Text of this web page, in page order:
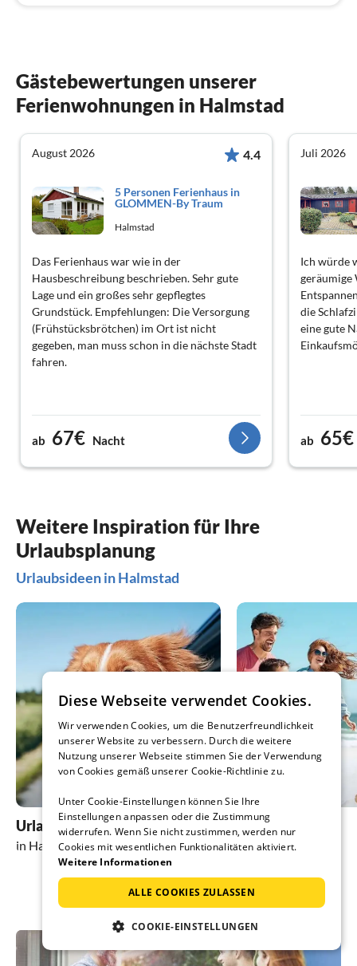
Gästebewertungen unserer
Ferienwohnungen in Halmstad
August 2026 4.4
5 Personen Ferienhaus in
GLOMMEN-By Traum
Halmstad
Das Ferienhaus war wie in der
Hausbeschreibung beschrieben. Sehr gute
Lage und ein großes sehr gepflegtes
Grundstück. Empfehlungen: Die Versorgung
(Frühstücksbrötchen) im Ort ist nicht
gegeben, man muss schon in die nächste Stadt
fahren.
ab 67€ Nacht
Juli 2026
Ich würde
geräumige
die
eine gute
ab 65€
Weitere Inspiration für Ihre
Urlaubsplanung
Urlaubsideen in Halmstad
Urlaub mit Hund
in Halmstad
Strandurlaub
in Halmstad
Diese Webseite verwendet Cookies.
Wir verwenden Cookies, um die Benutzerfreundlichkeit
unserer Website zu verbessern. Durch die weitere
Nutzung unserer Webseite stimmen Sie der Verwendung
von Cookies gemäß unserer Cookie-Richtlinie zu.
Unter Cookie-Einstellungen können Sie Ihre
Einstellungen anpassen oder die Zustimmung
widerrufen. Wenn Sie nicht zustimmen, werden nur
Cookies mit wesentlichen Funktionalitäten aktiviert.
Weitere Informationen
ALLE COOKIES ZULASSEN
COOKIE-EINSTELLUNGEN